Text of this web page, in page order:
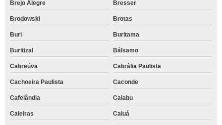
Brejo Alegre Bresser
Brodowski Brotas
Buri Buritama
Buritizal Bálsamo
Cabreúva Cabrália Paulista
Cachoeira Paulista Caconde
Cafelândia Caiabu
Caieiras Caiuá